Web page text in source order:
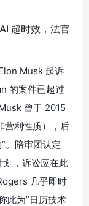
超时效，法官
Musk 起诉
的案件已超过
曾于 2015
营利性质），后
。陪审团认定
，诉讼应在此
几乎即时
此为”日历技术